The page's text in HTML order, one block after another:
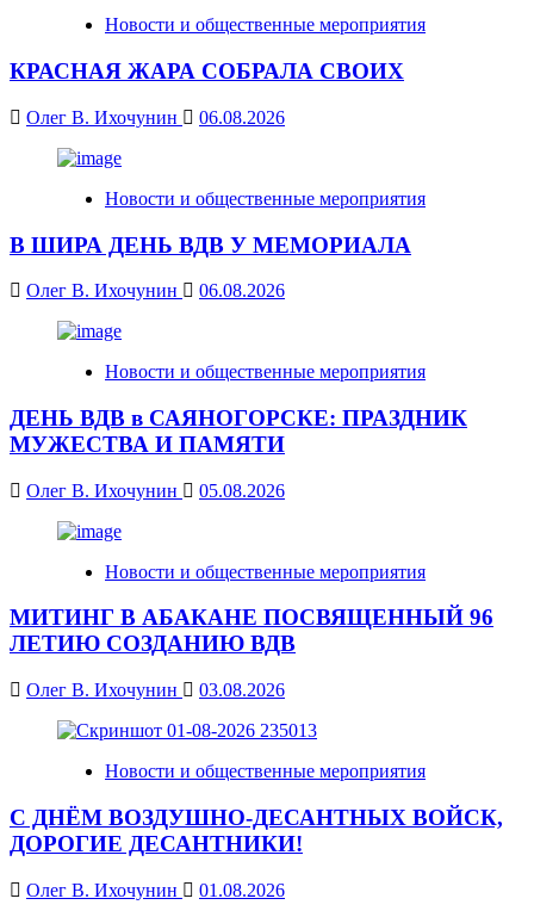
Новости и общественные мероприятия
КРАСНАЯ ЖАРА СОБРАЛА СВОИХ
Олег В. Ихочунин 06.08.2026
Новости и общественные мероприятия
В ШИРА ДЕНЬ ВДВ У МЕМОРИАЛА
Олег В. Ихочунин 06.08.2026
Новости и общественные мероприятия
ДЕНЬ ВДВ в САЯНОГОРСКЕ: ПРАЗДНИК
МУЖЕСТВА И ПАМЯТИ
Олег В. Ихочунин 05.08.2026
Новости и общественные мероприятия
МИТИНГ В АБАКАНЕ ПОСВЯЩЕННЫЙ 96
ЛЕТИЮ СОЗДАНИЮ ВДВ
Олег В. Ихочунин 03.08.2026
Новости и общественные мероприятия
С ДНЁМ ВОЗДУШНО-ДЕСАНТНЫХ ВОЙСК,
ДОРОГИЕ ДЕСАНТНИКИ!
Олег В. Ихочунин
01.08.2026